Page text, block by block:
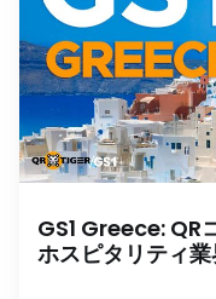
GS1 Greece: QR
ホスピタリティ